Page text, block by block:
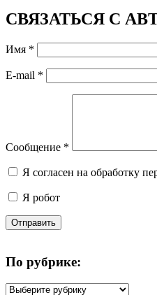
СВЯЗАТЬСЯ С
Имя *
E-mail *
Сообщение *
Я согласен на обработку
Я робот
Отправить
По рубрике:
По